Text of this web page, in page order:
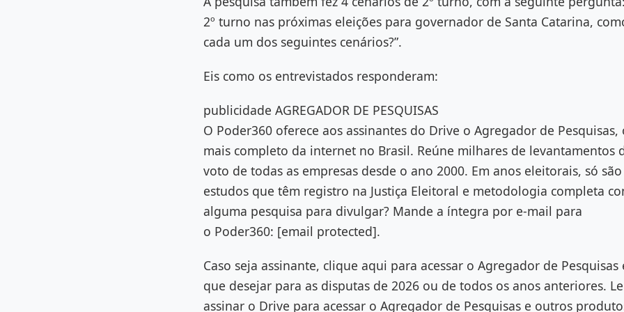
2º turno nas próximas eleições para governador de Santa Catarina,
cada um dos seguintes cenários?”.
Eis como os entrevistados responderam:
publicidade AGREGADOR DE PESQUISAS
O Poder360 oferece aos assinantes do Drive o Agregador de
mais completo da internet no Brasil. Reúne milhares de levantamentos
voto de todas as empresas desde o ano 2000. Em anos eleitorais, só
estudos que têm registro na Justiça Eleitoral e metodologia completa
alguma pesquisa para divulgar? Mande a íntegra por e-mail para
o Poder360: [email protected].
Caso seja assinante, clique aqui para acessar o Agregador de Pesquisas
que desejar para as disputas de 2026 ou de todos os anos anteriores.
assinar o Drive para acessar o Agregador de Pesquisas e outros